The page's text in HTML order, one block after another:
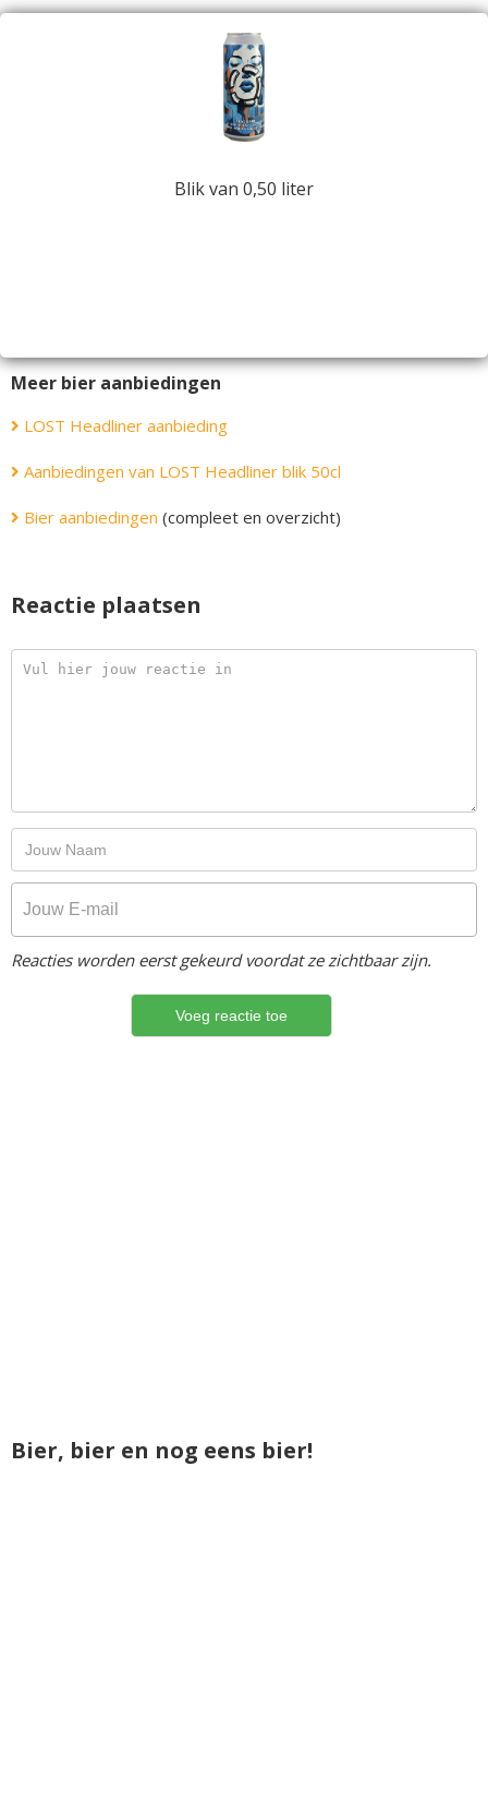
Blik van 0,50 liter
Meer bier aanbiedingen
LOST Headliner aanbieding
Aanbiedingen van LOST Headliner blik 50cl
Bier aanbiedingen (compleet en overzicht)
Reactie plaatsen
Reacties worden eerst gekeurd voordat ze zichtbaar zijn.
Bier, bier en nog eens bier!